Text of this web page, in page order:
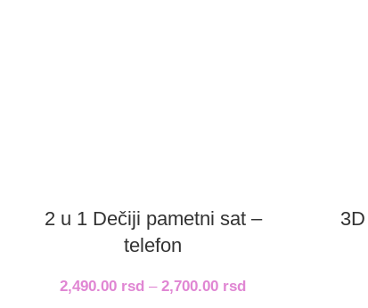
2 u 1 Dečiji pametni sat –
telefon
2,490.00 rsd –2,700.00 rsd